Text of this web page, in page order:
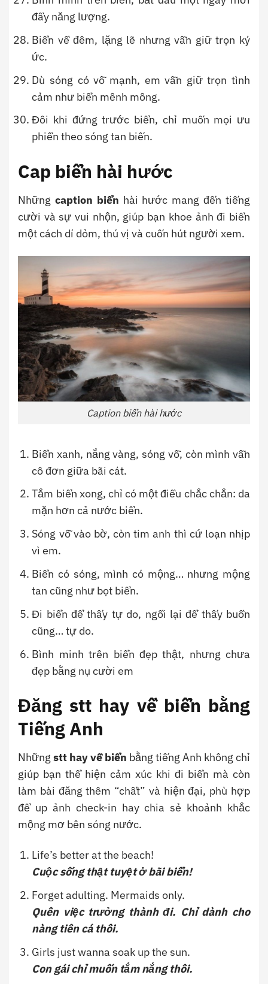
đầy năng lượng.
Biển về đêm, lặng lẽ nhưng vẫn giữ trọn ký
ức.
Dù sóng có vỗ mạnh, em vẫn giữ trọn tình
cảm như biển mênh mông.
Đôi khi đứng trước biển, chỉ muốn mọi ưu
phiền theo sóng tan biến.
Cap biển hài hước
Những caption biển hài hước mang đến tiếng
cười và sự vui nhộn, giúp bạn khoe ảnh đi biển
một cách dí dỏm, thú vị và cuốn hút người xem.
Caption biển hài hước
Biển xanh, nắng vàng, sóng vỗ, còn mình vẫn
cô đơn giữa bãi cát.
Tắm biển xong, chỉ có một điều chắc chắn: da
mặn hơn cả nước biển.
Sóng vỗ vào bờ, còn tim anh thì cứ loạn nhịp
vì em.
Biển có sóng, mình có mộng… nhưng mộng
tan cũng như bọt biển.
Đi biển để thấy tự do, ngồi lại để thấy buồn
cũng… tự do.
Bình minh trên biển đẹp thật, nhưng chưa
đẹp bằng nụ cười em
Đăng stt hay về biển bằng
Tiếng Anh
Những stt hay về biển bằng tiếng Anh không chỉ
giúp bạn thể hiện cảm xúc khi đi biển mà còn
làm bài đăng thêm “chất” và hiện đại, phù hợp
để up ảnh check-in hay chia sẻ khoảnh khắc
mộng mơ bên sóng nước.
Life’s better at the beach!
Cuộc sống thật tuyệt ở bãi biển!
Forget adulting. Mermaids only.
Quên việc trưởng thành đi. Chỉ dành cho
nàng tiên cá thôi.
Girls just wanna soak up the sun.
Con gái chỉ muốn tắm nắng thôi.